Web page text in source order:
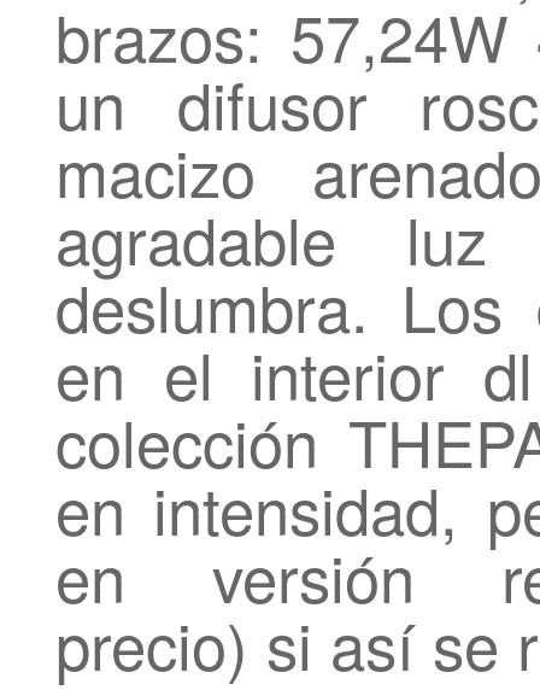
brazos:
un difusor
macizo
agradable
deslumbra.
en el interior
colección
en intensidad,
en versión
precio) si así se